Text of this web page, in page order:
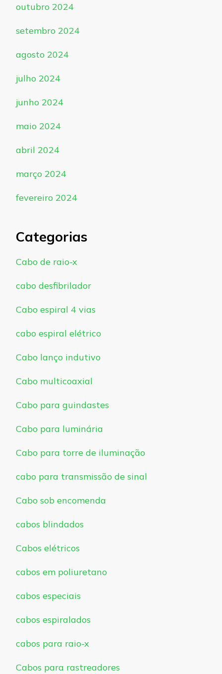
outubro 2024
setembro 2024
agosto 2024
julho 2024
junho 2024
maio 2024
abril 2024
março 2024
fevereiro 2024
Categorias
Cabo de raio-x
cabo desfibrilador
Cabo espiral 4 vias
cabo espiral elétrico
Cabo lanço indutivo
Cabo multicoaxial
Cabo para guindastes
Cabo para luminária
Cabo para torre de iluminação
cabo para transmissão de sinal
Cabo sob encomenda
cabos blindados
Cabos elétricos
cabos em poliuretano
cabos especiais
cabos espiralados
cabos para raio-x
Cabos para rastreadores